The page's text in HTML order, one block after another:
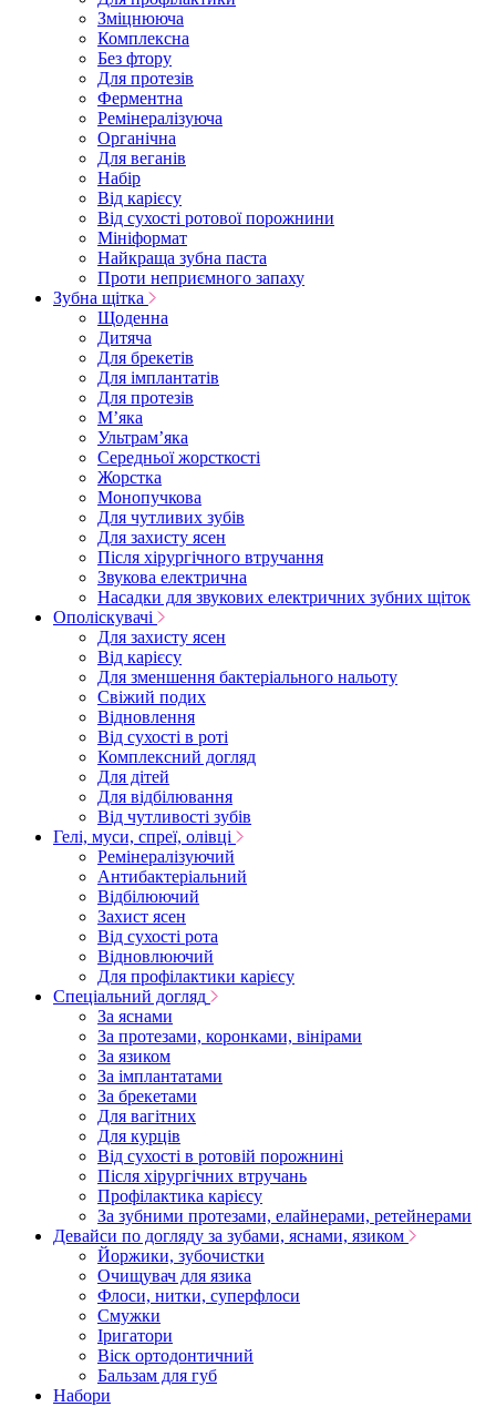
Зміцнююча
Комплексна
Без фтору
Для протезів
Ферментна
Ремінералізуюча
Органічна
Для веганів
Набір
Від карієсу
Від сухості ротової порожнини
Мініформат
Найкраща зубна паста
Проти неприємного запаху
Зубна щітка
Щоденна
Дитяча
Для брекетів
Для імплантатів
Для протезів
Мʼяка
Ультрамʼяка
Середньої жорсткості
Жорстка
Монопучкова
Для чутливих зубів
Для захисту ясен
Після хірургічного втручання
Звукова електрична
Насадки для звукових електричних зубних щіток
Ополіскувачі
Для захисту ясен
Від карієсу
Для зменшення бактеріального нальоту
Свіжий подих
Відновлення
Від сухості в роті
Комплексний догляд
Для дітей
Для відбілювання
Від чутливості зубів
Гелі, муси, спреї, олівці
Ремінералізуючий
Антибактеріальний
Відбілюючий
Захист ясен
Від сухості рота
Відновлюючий
Для профілактики карієсу
Спеціальний догляд
За яснами
За протезами, коронками, вінірами
За язиком
За імплантатами
За брекетами
Для вагітних
Для курців
Від сухості в ротовій порожнині
Після хірургічних втручань
Профілактика карієсу
За зубними протезами, елайнерами, ретейнерами
Девайси по догляду за зубами, яснами, язиком
Йоржики, зубочистки
Очищувач для язика
Флоси, нитки, суперфлоси
Смужки
Іригатори
Віск ортодонтичний
Бальзам для губ
Набори